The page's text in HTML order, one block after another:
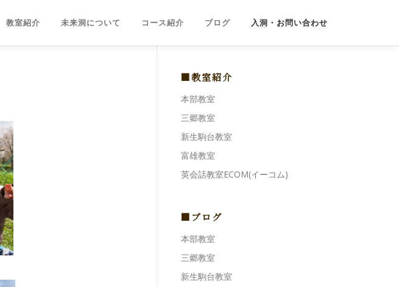
教室紹介 未来洞について コース紹介 ブログ 入洞・お問い合わせ
■教室紹介
本部教室
三郷教室
新生駒台教室
富雄教室
英会話教室ECOM(イーコム)
■ブログ
本部教室
三郷教室
新生駒台教室